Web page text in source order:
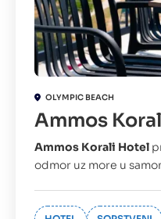
OLYMPIC BEACH
Ammos
Ammos Korali Hotel
odmor uz more u